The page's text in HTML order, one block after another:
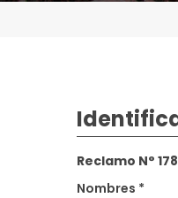
Reclamo N°
Nombres *